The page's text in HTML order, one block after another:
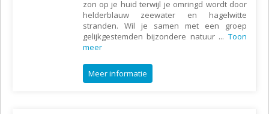
zon op je huid terwijl je omringd wordt door
helderblauw zeewater en hagelwitte
stranden. Wil je samen met een groep
gelijkgestemden bijzondere natuur ... Toon
meer
Meer informatie